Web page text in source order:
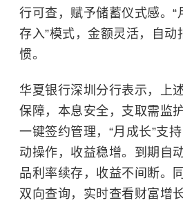
行可查，赋予储蓄仪式感。“
存入”模式，金额灵活，自动
惯。
华夏银行深圳分行表示，上
保障，本息安全，支取需监
一键签约管理，“月成长”支
动操作，收益稳增。到期自
品利率续存，收益不间断。
双向查询，实时查看财富增